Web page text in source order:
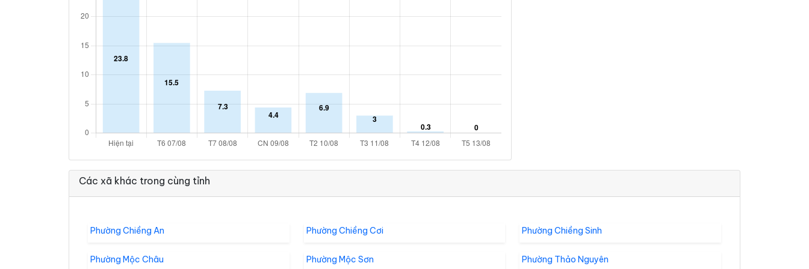
Các xã khác trong cùng tỉnh
Phường Chiềng An Phường Chiềng Cơi Phường Chiềng Sinh
Phường Mộc Châu Phường Mộc Sơn Phường Thảo Nguyên